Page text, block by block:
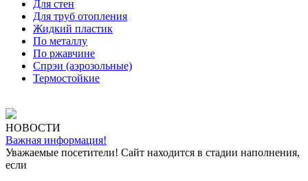
Для стен
Для труб отопления
Жидкий пластик
По металлу
По ржавчине
Спрэи (аэрозольные)
Термостойкие
НОВОСТИ
Важная информация!
Уважаемые посетители! Сайт находится в стадии наполнения,
если